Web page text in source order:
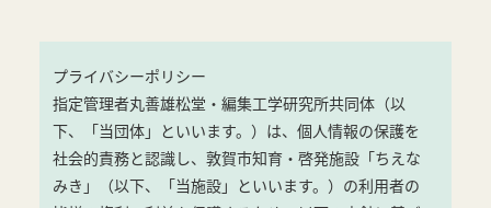
プライバシーポリシー
指定管理者丸善雄松堂・編集工学研究所共同体（以
下、「当団体」といいます。）は、個人情報の保護を
社会的責務と認識し、敦賀市知育・啓発施設「ちえな
みき」（以下、「当施設」といいます。）の利用者の